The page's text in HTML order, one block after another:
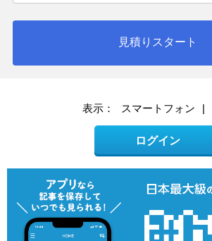
見積りスタート
表示： スマートフォン |
ログイン